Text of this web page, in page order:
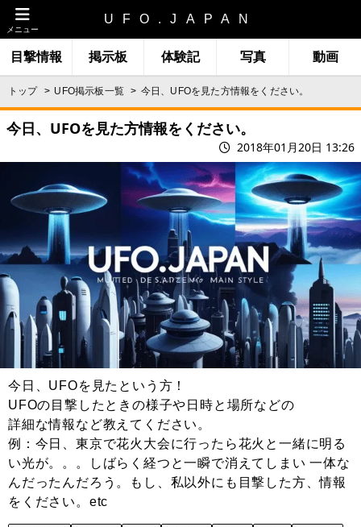
メニュー
UFO.JAPAN
目撃情報 掲示板 体験記 写真 動画
トップ UFO掲示板一覧 今日、UFOを見た方情報をください。
今日、UFOを見た方情報をください。
2018年01月20日 13:26
今日、UFOを見たという方！
UFOの目撃したときの様子や日時と場所などの
詳細な情報など教えてください。
例：今日、東京で花火大会に行ったら花火と一緒に明る
い光が。。。しばらく経つと一瞬で消えてしまい 一体な
んだったんだろう。もし、私以外にも目撃した方、情報
をください。etc